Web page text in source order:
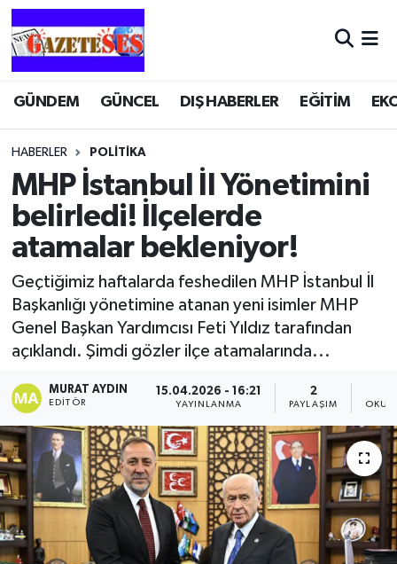
GÜNDEM GÜNCEL DIŞ HABERLER EĞİTİM
HABERLER POLİTİKA
MHP İstanbul İl Yönetimini
belirledi! İlçelerde
atamalar bekleniyor!
Geçtiğimiz haftalarda feshedilen MHP İstanbul İl
Başkanlığı yönetimine atanan yeni isimler MHP
Genel Başkan Yardımcısı Feti Yıldız tarafından
açıklandı. Şimdi gözler ilçe atamalarında...
MURAT AYDIN
EDITÖR
15.04.2026 - 16:21
YAYINLANMA
2
PAYLAŞIM